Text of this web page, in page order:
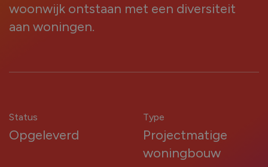
Stap 1 - Selecteer type
Voor welk soort project heb je nieuwe
bestaand huis)
Nieuwbouw (Je bouwt een nieuw huis en hebt
woonwijk ontstaan met een diversiteit
aan woningen.
Status
Opgeleverd
Type
Projectmatige
woningbouw